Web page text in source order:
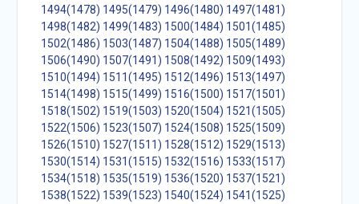
1494(1478) 1495(1479) 1496(1480) 1497(1481)
1498(1482) 1499(1483) 1500(1484) 1501(1485)
1502(1486) 1503(1487) 1504(1488) 1505(1489)
1506(1490) 1507(1491) 1508(1492) 1509(1493)
1510(1494) 1511(1495) 1512(1496) 1513(1497)
1514(1498) 1515(1499) 1516(1500) 1517(1501)
1518(1502) 1519(1503) 1520(1504) 1521(1505)
1522(1506) 1523(1507) 1524(1508) 1525(1509)
1526(1510) 1527(1511) 1528(1512) 1529(1513)
1530(1514) 1531(1515) 1532(1516) 1533(1517)
1534(1518) 1535(1519) 1536(1520) 1537(1521)
1538(1522) 1539(1523) 1540(1524) 1541(1525)